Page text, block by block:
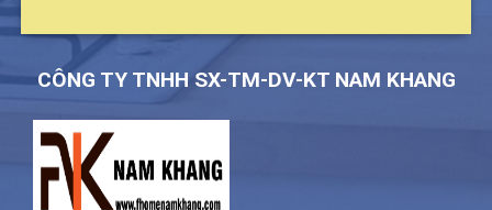
CÔNG TY TNHH SX-TM-DV-KT NAM KHANG